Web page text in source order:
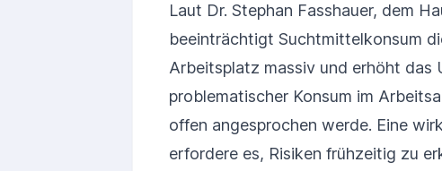
Laut Dr. Stephan Fasshauer, dem
beeinträchtigt Suchtmittelkonsum
Arbeitsplatz massiv und erhöht das
problematischer Konsum im
offen angesprochen werde. Eine
erfordere es, Risiken frühzeitig zu